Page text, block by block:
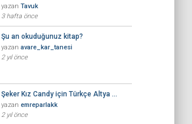
yazan Tavuk
3 hafta önce
Şu an okuduğunuz kitap?
yazan avare_kar_tanesi
2 yıl önce
Şeker Kız Candy için Türkçe Altya …
yazan emreparlakk
2 yıl önce